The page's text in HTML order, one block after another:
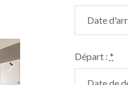
Départ : *